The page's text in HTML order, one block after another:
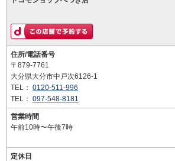
住所/電話番号
〒879-7761
大分県大分市中戸次6126-1
TEL： 0120-511-996
TEL： 097-548-8181
営業時間
午前10時〜午後7時
定休日